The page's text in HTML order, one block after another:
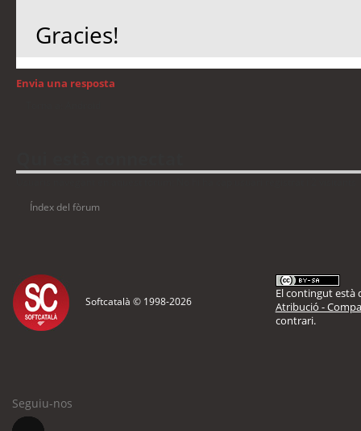
Gracies!
Envia una resposta
Índex del fòrum
Softcatalà © 1998-2026
El contingut està
Atribució -
contrari.
Seguiu-nos